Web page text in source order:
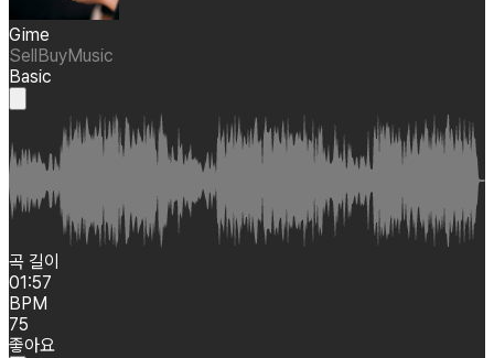
Gime
SellBuyMusic
Basic
곡 길이
01:57
BPM
75
좋아요